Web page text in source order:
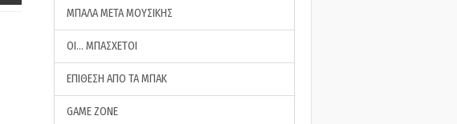
ΜΠΑΛΑ ΜΕΤΑ ΜΟΥΣΙΚΗΣ
ΟΙ… ΜΠΑΣΧΕΤΟΙ
ΕΠΙΘΕΣΗ ΑΠΟ ΤΑ ΜΠΑΚ
GAME ZONE